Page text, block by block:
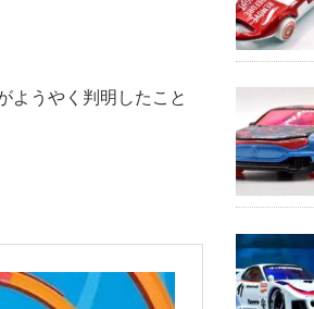
ようやく判明したこと